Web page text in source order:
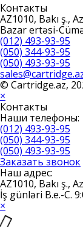
Контакты
AZ1010, Bakı ş.,
Bazar ertəsi-
(012) 493-93-95
(050) 344-93-95
(050) 493-93-95
© Cartridge.az,
×
Контакты
Наши телефоны:
(012) 493-93-95
(050) 344-93-95
(050) 493-93-95
Заказать звонок
Наш адрес:
AZ1010, Bakı ş.,
İş günləri B.e.-C.
×